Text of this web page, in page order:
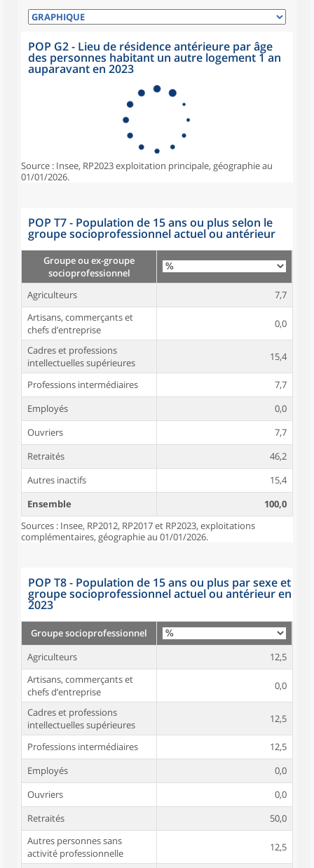
POP G2 - Lieu de résidence antérieure par âge
des personnes habitant un autre logement 1 an
auparavant en 2023
Source : Insee, RP2023 exploitation principale, géographie au
01/01/2026.
POP T7 - Population de 15 ans ou plus selon le
groupe socioprofessionnel actuel ou antérieur
Groupe ou ex-groupe
socioprofessionnel
Agriculteurs
7,7
Artisans, commerçants et
chefs d’entreprise
0,0
Cadres et professions
intellectuelles supérieures
15,4
Professions intermédiaires
7,7
Employés
0,0
Ouvriers
7,7
Retraités
46,2
Autres inactifs
15,4
Ensemble
100,0
Sources : Insee, RP2012, RP2017 et RP2023, exploitations
complémentaires, géographie au 01/01/2026.
POP T8 - Population de 15 ans ou plus par sexe et
groupe socioprofessionnel actuel ou antérieur en
2023
Groupe socioprofessionnel
Agriculteurs
12,5
Artisans, commerçants et
chefs d’entreprise
0,0
Cadres et professions
intellectuelles supérieures
12,5
Professions intermédiaires
12,5
Employés
0,0
Ouvriers
0,0
Retraités
50,0
Autres personnes sans
activité professionnelle
12,5